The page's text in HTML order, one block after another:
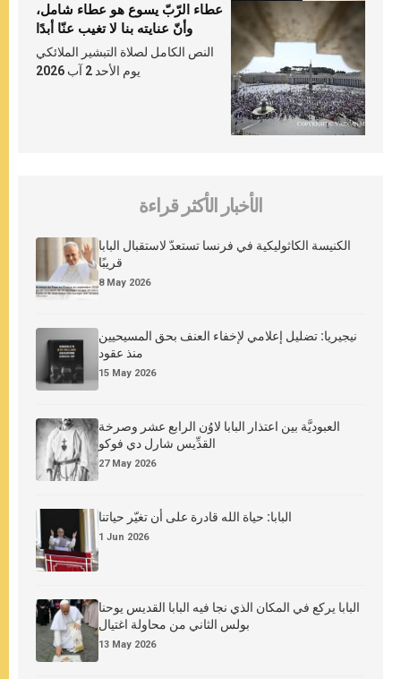
عطاء الرّبّ يسوع هو عطاء شامل،
وأنّ عنايته بنا لا تغيب عنّا أبدًا
النص الكامل لصلاة التبشير الملائكي
يوم الأحد 2 آب 2026
الأخبار الأكثر قراءة
الكنيسة الكاثوليكية في فرنسا تستعدّ لاستقبال البابا
قريبًا
8 May 2026
نيجيريا: تضليل إعلامي لإخفاء العنف بحق المسيحيين
منذ عقود
15 May 2026
العبوديَّة بين اعتذار البابا لاوُن الرابع عشر وصرخة
القدِّيس شارل دي فوكو
27 May 2026
البابا: حياة الله قادرة على أن تغيّر حياتنا
1 Jun 2026
البابا يركع في المكان الذي نجا فيه البابا القديس يوحنا
بولس الثاني من محاولة اغتيال
13 May 2026